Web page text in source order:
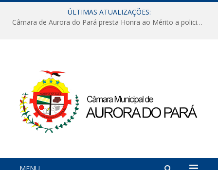
ÚLTIMAS ATUALIZAÇÕES:
Câmara de Aurora do Pará presta Honra ao Mérito a policiais militares em sessão marcada por reconhecimento e emoção